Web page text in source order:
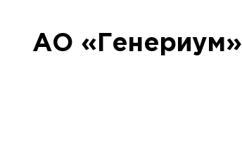
АО «Генериум»